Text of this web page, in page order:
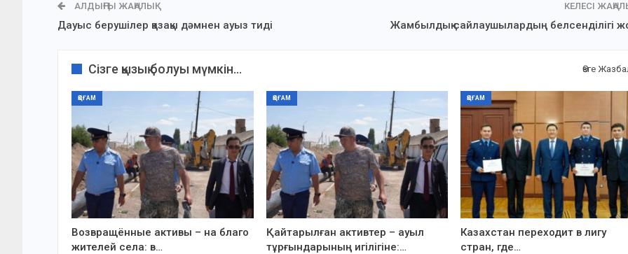
АЛДЫҢҒЫ ЖАҢАЛЫҚ
Дауыс берушілер қазақы дәмнен ауыз тиді
КЕЛЕСІ
Жамбылдық сайлаушылардың белсенділігі
Сізге қызық болуы мүмкін... Өзге
ҚОҒАМ
Возвращённые активы – на благо
жителей села: в…
ҚОҒАМ
Қайтарылған активтер – ауыл
тұрғындарының игілігіне:…
ҚОҒАМ
Казахстан переходит в лигу
стран, где…